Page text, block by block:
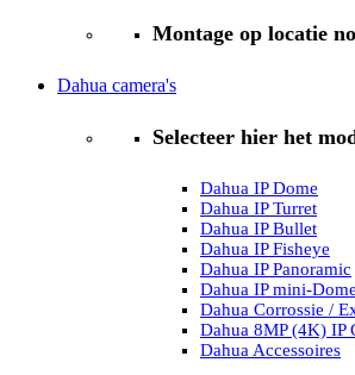
Montage op locatie
Dahua camera's
Selecteer hier het
Dahua IP Dome
Dahua IP Turret
Dahua IP Bullet
Dahua IP Fisheye
Dahua IP Panoramic
Dahua IP mini-Dome
Dahua Corrossie /
Dahua 8MP (4K) IP
Dahua Accessoires